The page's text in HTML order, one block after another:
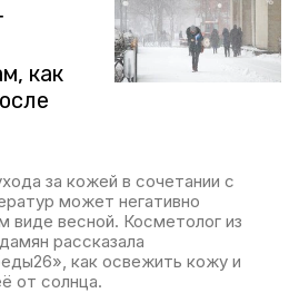
как
за кожей в сочетании с
может негативно
виде весной. Косметолог из
рассказала
как освежить кожу и
от солнца.